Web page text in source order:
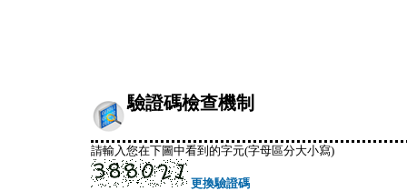
驗證碼檢查機制
請輸入您在下圖中看到的字元(字母區分大小寫)
更換驗證碼